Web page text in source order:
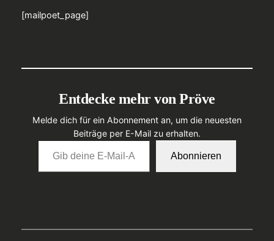
[mailpoet_page]
Entdecke mehr von Pröve
Melde dich für ein Abonnement an, um die neuesten
Beiträge per E-Mail zu erhalten.
Gib deine E-Mail-Adresse ein …
Abonnieren